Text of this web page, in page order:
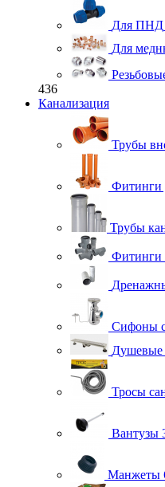
Для ПНД
Для
436
Канализация
Трубы
Фитинги
Трубы
Фитинги
Сифоны
Душевые
Тросы
Вантузы
Манжеты